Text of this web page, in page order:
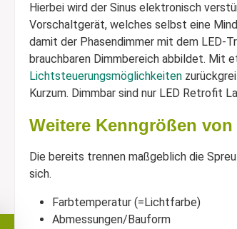
Hierbei wird der Sinus elektronisch
Vorschaltgerät, welches selbst eine
damit der Phasendimmer mit dem LED-
brauchbaren Dimmbereich abbildet. Mit
Lichtsteuerungsmöglichkeiten
Kurzum. Dimmbar sind nur LED Retrofit
Weitere Kenngrößen
Die bereits trennen maßgeblich die
sich.
Farbtemperatur (=Lichtfarbe)
Abmessungen/Bauform